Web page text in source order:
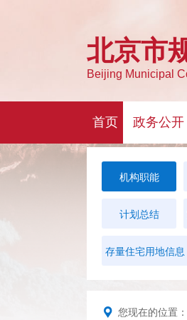
机构职能
计划总结
存量住宅用地信息
您现在的位置：